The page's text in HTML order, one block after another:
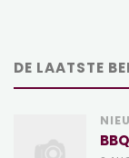
DE LAATSTE